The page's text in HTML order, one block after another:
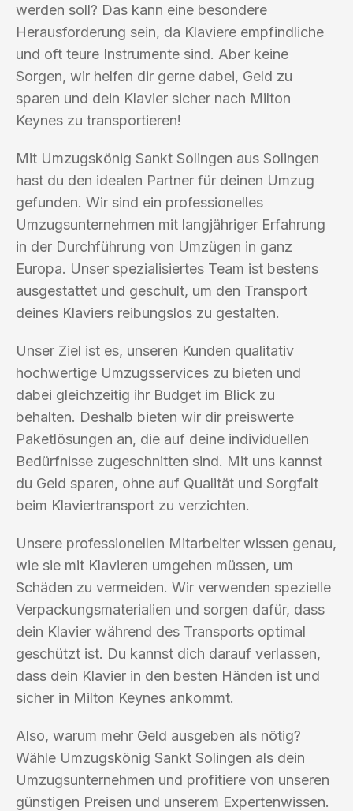
werden soll? Das kann eine besondere
Herausforderung sein, da Klaviere empfindliche
und oft teure Instrumente sind. Aber keine
Sorgen, wir helfen dir gerne dabei, Geld zu
sparen und dein Klavier sicher nach Milton
Keynes zu transportieren!
Mit Umzugskönig Sankt Solingen aus Solingen
hast du den idealen Partner für deinen Umzug
gefunden. Wir sind ein professionelles
Umzugsunternehmen mit langjähriger Erfahrung
in der Durchführung von Umzügen in ganz
Europa. Unser spezialisiertes Team ist bestens
ausgestattet und geschult, um den Transport
deines Klaviers reibungslos zu gestalten.
Unser Ziel ist es, unseren Kunden qualitativ
hochwertige Umzugsservices zu bieten und
dabei gleichzeitig ihr Budget im Blick zu
behalten. Deshalb bieten wir dir preiswerte
Paketlösungen an, die auf deine individuellen
Bedürfnisse zugeschnitten sind. Mit uns kannst
du Geld sparen, ohne auf Qualität und Sorgfalt
beim Klaviertransport zu verzichten.
Unsere professionellen Mitarbeiter wissen genau,
wie sie mit Klavieren umgehen müssen, um
Schäden zu vermeiden. Wir verwenden spezielle
Verpackungsmaterialien und sorgen dafür, dass
dein Klavier während des Transports optimal
geschützt ist. Du kannst dich darauf verlassen,
dass dein Klavier in den besten Händen ist und
sicher in Milton Keynes ankommt.
Also, warum mehr Geld ausgeben als nötig?
Wähle Umzugskönig Sankt Solingen als dein
Umzugsunternehmen und profitiere von unseren
günstigen Preisen und unserem Expertenwissen.